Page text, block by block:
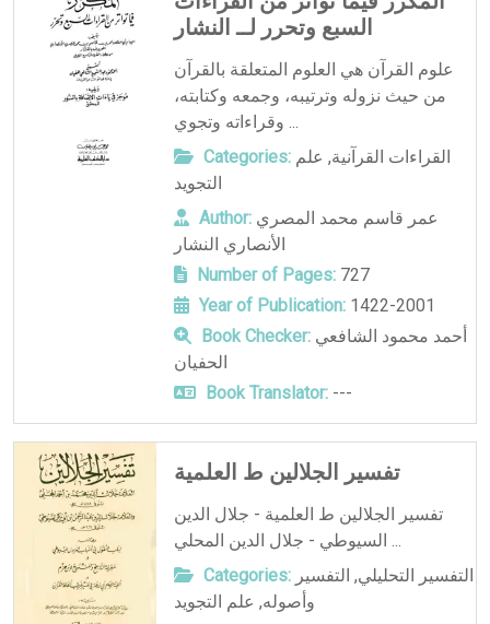
السبع وتحرر لــ النشار
علوم القرآن هي العلوم المتعلقة بالقرآن
من حيث نزوله وترتيبه، وجمعه وكتابته،
وقراءاته وتجوي ...
Categories:
القراءات القرآنية, علم
التجويد
Author: عمر قاسم محمد المصري
الأنصاري النشار
Number of Pages:727
Year of Publication:1422-2001
Book Checker:أحمد محمود الشافعي
الحفيان
Book Translator:---
تفسير الجلالين ط العلمية
تفسير الجلالين ط العلمية - جلال الدين
السيوطي - جلال الدين المحلي ...
Categories:
التفسير التحليلي, التفسير
وأصوله, علم التجويد